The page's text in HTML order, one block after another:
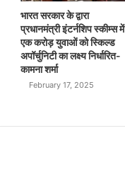
भारत सरकार के द्वारा
प्रधानमंत्री इंटर्नशिप स्कीम्स में
एक करोड़ युवाओं को स्किल्ड
अपॉर्चुनिटी का लक्ष्य निर्धारित-
कामना शर्मा
February 17, 2025